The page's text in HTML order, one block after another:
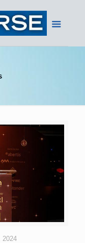
2024